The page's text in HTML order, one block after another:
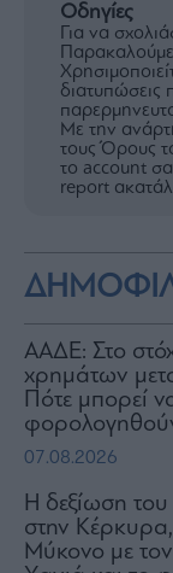
Οδηγίες
Για να
Με την
τους Όρους
το account
report
ΑΑΔΕ: Στο
χρημάτων
Πότε μπορεί
07.08.2026
H δεξίωση
στην
Μύκονο με